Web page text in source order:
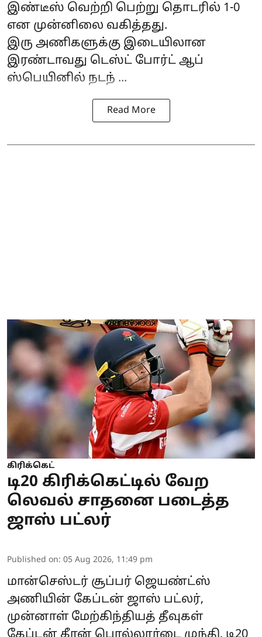
இண்டீஸ் வெற்றி பெற்று தொடரில் 1-0
என முன்னிலை வகித்தது.
இரு அணிகளுக்கு இடையிலான
இரண்டாவது டெஸ்ட் போர்ட் ஆப்
ஸ்பெயினில் நடந் ...
Read More
கிரிக்கெட்
டி20 கிரிக்கெட்டில் வேற
லெவல் சாதனை படைத்த
ஜாஸ் பட்லர்
Published on: 05 Aug 2026, 11:49 pm
மான்செஸ்டர் சூப்பர் ஜெயண்ட்ஸ்
அணியின் கேப்டன் ஜாஸ் பட்லர்,
முன்னாள் மேற்கிந்தியத் தீவுகள்